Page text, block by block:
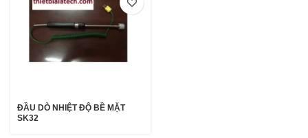
ĐẦU DÒ NHIỆT ĐỘ BỀ MẶT
SK32